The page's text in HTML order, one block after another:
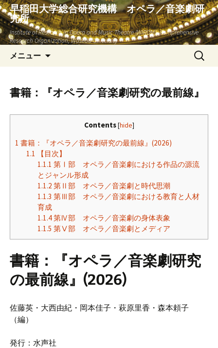
早稲田大学総合研究機構 オペラ／音楽劇研
究所
Institute of Research in Opera and Music Theatre (WIROM), Comprehensive
Research Organization, Waseda University
メニュー
ン
ツ
ッ
プ
検
索:
書籍：『オペラ／音楽劇研究の最前線』
Contents [hide]
1 書籍：『オペラ／音楽劇研究の最前線』(2026)
1.1 【目次】
1.1.1 第Ⅰ部 オペラ／音楽劇における作品の源流
とジャンル形成
1.1.2 第Ⅱ部 オペラ／音楽劇と時代思潮
1.1.3 第Ⅲ部 オペラ／音楽劇における教育と人材
育成
1.1.4第Ⅳ部 オペラ／音楽劇の身体表象
1.1.5 第Ⅴ部 オペラ／音楽劇とメディア
書籍：『オペラ／音楽劇研究
の最前線』(2026)
佐藤英・大西由紀・岡本佳子・萩原里香・森本頼子
（編）
発行：水声社